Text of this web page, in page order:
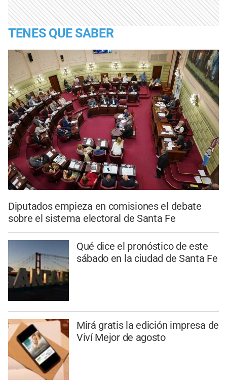
TENES QUE SABER
Diputados empieza en comisiones el debate
sobre el sistema electoral de Santa Fe
Qué dice el pronóstico de este
sábado en la ciudad de Santa Fe
Mirá gratis la edición impresa de
Viví Mejor de agosto